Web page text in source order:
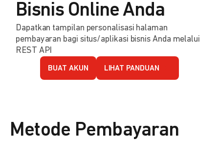
Bisnis Online Anda
Dapatkan tampilan personalisasi halaman
pembayaran bagi situs/aplikasi bisnis Anda melalui
REST API
BUAT AKUN LIHAT PANDUAN
Metode Pembayaran